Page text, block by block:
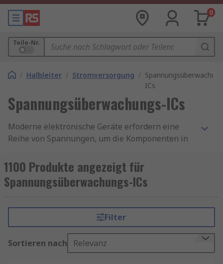
0
Teile-Nr.
/ Halbleiter / Stromversorgung /
ICs
Spannungsüberwachungs-ICs
Moderne elektronische Geräte erfordern eine
Reihe von Spannungen, um die Komponenten in
Batterien als Hauptstromquelle.
Stromüberwachungs-ICs (integrierte
Schaltkreise) ermöglichen eine effiziente
Akku zu entleeren, und verkürzen die benötigte
Zeit zum Aufladen. Die integrierten
Stromüberwachungs-ICs ermöglichen eine
Isolierung und einen Überspannungsschutz in
1100 Produkte angezeigt für
Spannungsüberwachungs-ICs
Filter
Sortieren nach Relevanz